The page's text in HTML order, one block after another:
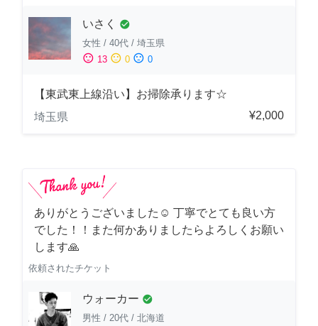
いさく check_circle
女性 / 40代 / 埼玉県
sentiment_satisfied 13 sentiment_neutral 0 sentiment_dissatisfied 0
【東武東上線沿い】お掃除承ります☆
埼玉県
¥2,000
ありがとうございました☺️ 丁寧でとても良い方
でした！！また何かありましたらよろしくお願い
します🙏
依頼されたチケット
ウォーカー check_circle
男性 / 20代 / 北海道